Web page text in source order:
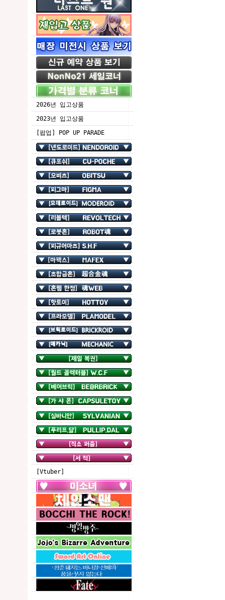
2026년 입고상품
2023년 입고상품
[팝업] POP UP PARADE
[Vtuber]